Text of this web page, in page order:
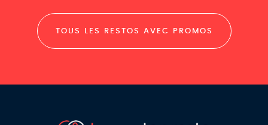
TOUS LES RESTOS AVEC PROMOS